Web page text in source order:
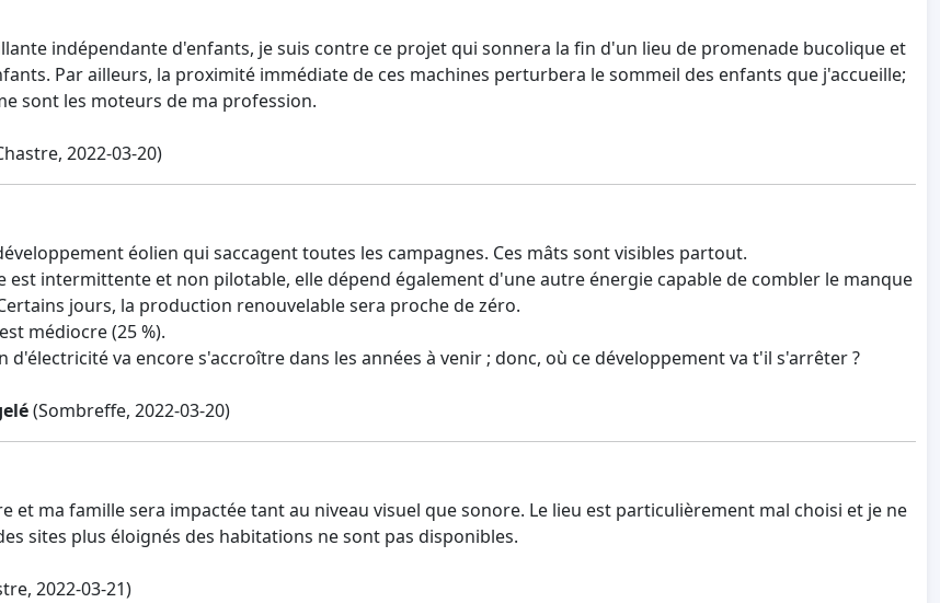
indépendante d'enfants, je suis contre ce projet qui sonnera la fin d'un lieu de promenade bucolique et
Par ailleurs, la proximité immédiate de ces machines perturbera le sommeil des enfants que j'accueille;
sont les moteurs de ma profession.
2022-03-20)
éolien qui saccagent toutes les campagnes. Ces mâts sont visibles partout.
est intermittente et non pilotable, elle dépend également d'une autre énergie capable de combler le manque
jours, la production renouvelable sera proche de zéro.
médiocre (25 %).
d'électricité va encore s'accroître dans les années à venir ; donc, où ce développement va t'il s'arrêter ?
(Sombreffe, 2022-03-20)
et ma famille sera impactée tant au niveau visuel que sonore. Le lieu est particulièrement mal choisi et je ne
sites plus éloignés des habitations ne sont pas disponibles.
2022-03-21)